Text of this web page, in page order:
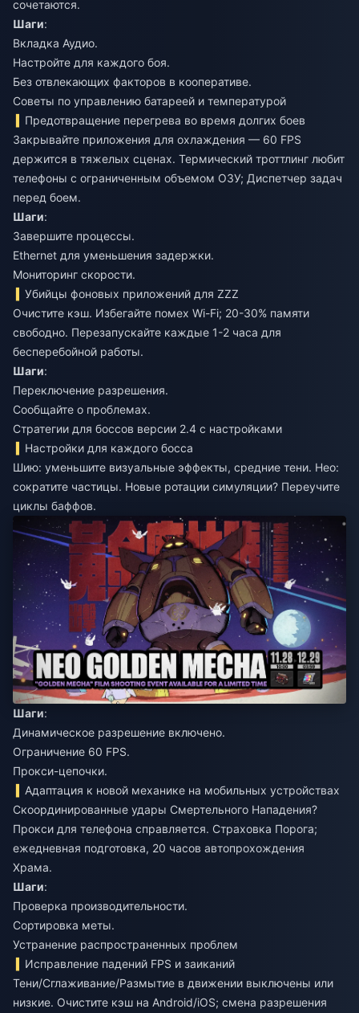
сочетаются.
Шаги:
Вкладка Аудио.
Настройте для каждого боя.
Без отвлекающих факторов в кооперативе.
Советы по управлению батареей и температурой
Предотвращение перегрева во время долгих боев
Закрывайте приложения для охлаждения — 60 FPS
держится в тяжелых сценах. Термический троттлинг любит
телефоны с ограниченным объемом ОЗУ; Диспетчер задач
перед боем.
Шаги:
Завершите процессы.
Ethernet для уменьшения задержки.
Мониторинг скорости.
Убийцы фоновых приложений для ZZZ
Очистите кэш. Избегайте помех Wi-Fi; 20-30% памяти
свободно. Перезапускайте каждые 1-2 часа для
бесперебойной работы.
Шаги:
Переключение разрешения.
Сообщайте о проблемах.
Стратегии для боссов версии 2.4 с настройками
Настройки для каждого босса
Шию: уменьшите визуальные эффекты, средние тени. Нео:
сократите частицы. Новые ротации симуляции? Переучите
циклы баффов.
Шаги:
Динамическое разрешение включено.
Ограничение 60 FPS.
Прокси-цепочки.
Адаптация к новой механике на мобильных устройствах
Скоординированные удары Смертельного Нападения?
Прокси для телефона справляется. Страховка Порога;
ежедневная подготовка, 20 часов автопрохождения
Храма.
Шаги:
Проверка производительности.
Сортировка меты.
Устранение распространенных проблем
Исправление падений FPS и заиканий
Тени/Сглаживание/Размытие в движении выключены или
низкие. Очистите кэш на Android/iOS; смена разрешения